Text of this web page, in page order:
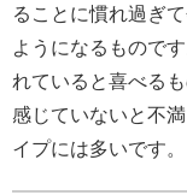
ることに慣れ過ぎ
ようになるもので
れていると喜べる
感じていないと不
イプには多いです。